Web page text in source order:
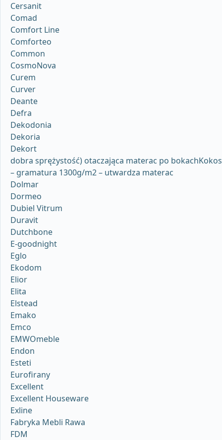
Cersanit
Comad
Comfort Line
Comforteo
Common
CosmoNova
Curem
Curver
Deante
Defra
Dekodonia
Dekoria
Dekort
dobra sprężystość) otaczająca materac po bokachKokos
– gramatura 1300g/m2 – utwardza materac
Dolmar
Dormeo
Dubiel Vitrum
Duravit
Dutchbone
E-goodnight
Eglo
Ekodom
Elior
Elita
Elstead
Emako
Emco
EMWOmeble
Endon
Esteti
Eurofirany
Excellent
Excellent Houseware
Exline
Fabryka Mebli Rawa
FDM